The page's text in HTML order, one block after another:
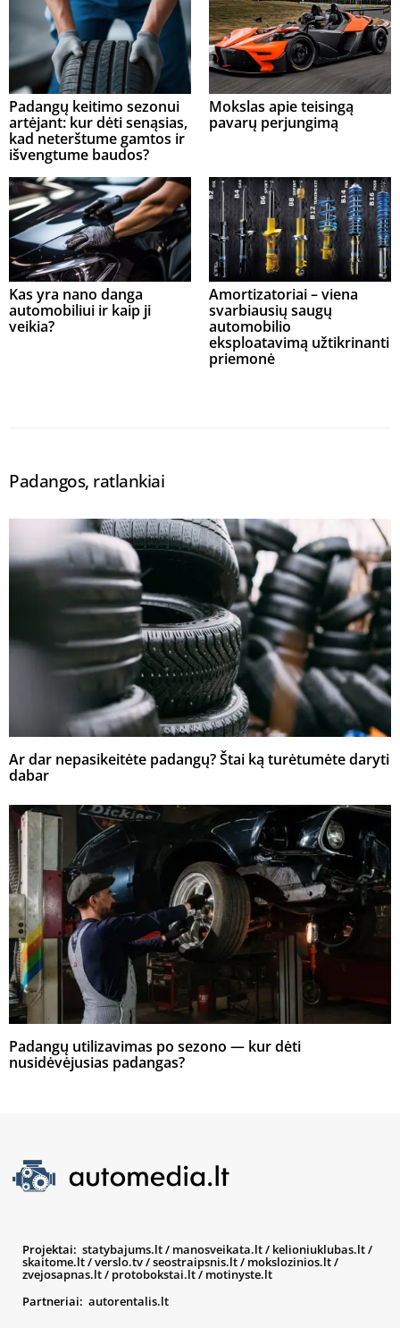
Padangų keitimo sezonui
artėjant: kur dėti senąsias,
kad neterštume gamtos ir
išvengtume baudos?
Mokslas apie teisingą
pavarų perjungimą
Kas yra nano danga
automobiliui ir kaip ji
veikia?
Amortizatoriai – viena
svarbiausių saugų
automobilio
eksploatavimą užtikrinanti
priemonė
Padangos, ratlankiai
Ar dar nepasikeitėte padangų? Štai ką turėtumėte daryti
dabar
Padangų utilizavimas po sezono — kur dėti
nusidėvėjusias padangas?
Projektai: statybajums.lt/ manosveikata.lt/ kelioniuklubas.lt/
skaitome.lt/verslo.tv/seostraipsnis.lt/ mokslozinios.lt/
zvejosapnas.lt/ protobokstai.lt/ motinyste.lt
Partneriai: autorentalis.lt